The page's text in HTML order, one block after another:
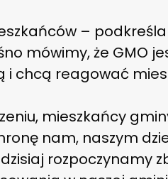
– podkreśla
mówimy, że GMO
i chcą reagować
mieszkańcy
nam, naszym
rozpoczynamy